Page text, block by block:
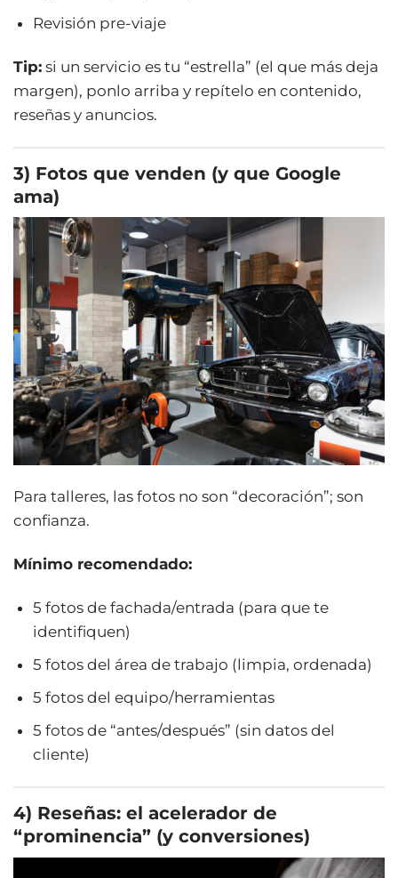
Revisión pre-viaje
Tip: si un servicio es tu “estrella” (el que más deja
margen), ponlo arriba y repítelo en contenido,
reseñas y anuncios.
3) Fotos que venden (y que Google
ama)
Para talleres, las fotos no son “decoración”; son
confianza.
Mínimo recomendado:
5 fotos de fachada/entrada (para que te
identifiquen)
5 fotos del área de trabajo (limpia, ordenada)
5 fotos del equipo/herramientas
5 fotos de “antes/después” (sin datos del
cliente)
4) Reseñas: el acelerador de
“prominencia” (y conversiones)